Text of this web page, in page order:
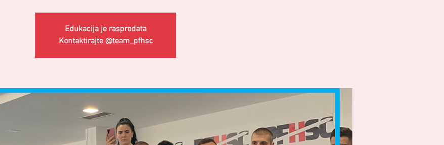
Edukacija je rasprodata
Kontaktirajte @team_pfhsc